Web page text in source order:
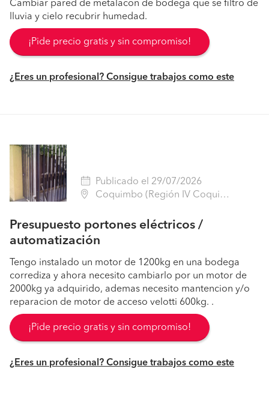
Cambiar pared de metalacon de bodega que se filtro de
lluvia y cielo recubrir humedad.
¡Pide precio gratis y sin compromiso!
¿Eres un profesional? Consigue trabajos como este
Publicado el 29/07/2026
Coquimbo (Región IV Coquimbo - Elqui)
Presupuesto portones eléctricos /
automatización
Tengo instalado un motor de 1200kg en una bodega
corrediza y ahora necesito cambiarlo por un motor de
2000kg ya adquirido, ademas necesito mantencion y/o
reparacion de motor de acceso velotti 600kg. .
¡Pide precio gratis y sin compromiso!
¿Eres un profesional? Consigue trabajos como este